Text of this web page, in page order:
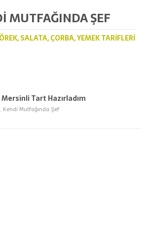
MUTFAĞINDA ŞEF
SALATA, ÇORBA, YEMEK TARIFLERI
Mersinli Tart Hazırladım
Kendi Mutfağında Şef